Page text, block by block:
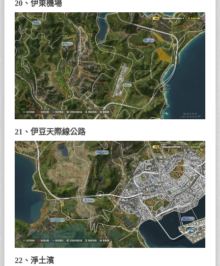
20、伊東機場
21、伊豆天際線公路
22、淨土濱